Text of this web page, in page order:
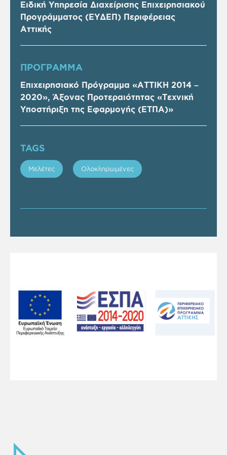
Ειδική Υπηρεσία Διαχείρισης Επιχειρησιακού
Προγράμματος (ΕΥΔΕΠ) Περιφέρειας
Αττικής
ΠΡOΓΡΑΜΜΑ
Επιχειρησιακό Πρόγραμμα «ΑΤΤΙΚΗ 2014 –
2020», Άξονας Προτεραιότητας «Τεχνική
Υποστήριξη της Εφαρμογής (ΕΤΠΑ)»
TAGS
Μελέτες Ολοκληρωμένες